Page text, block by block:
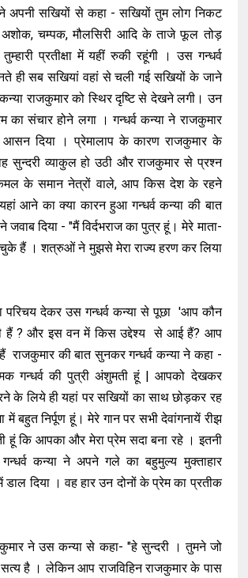
अपनी सखियों से कहा - सखियों तुम लोग निकट
चम्पक, मौलसिरी आदि के ताजे फूल तोड़
प्रतीक्षा में यहीं रुकी रहूंगी । उस गन्धर्व
ही सब सखियां वहां से चली गई सखियों के जाने
राजकुमार को स्थिर दृष्टि से देखने लगी। उन
का संचार होने लगा । गन्धर्व कन्या ने राजकुमार
दिया । प्रेमालाप के कारण राजकुमार के
सुन्दरी व्याकुल हो उठी और राजकुमार से प्रश्न
के समान नेत्रों वाले, आप किस देश के रहने
आने का क्या कारन हुआ गन्धर्व कन्या की बात
दिया - "मैं विर्दभराज का पुत्र हूं। मेरे माता-
चुके हैं । शत्रुओं ने मुझसे मेरा राज्य हरण कर लिया
परिचय देकर उस गन्धर्व कन्या से पूछा 'आप कौन
हैं ? और इस वन में किस उद्देश्य से आई हैं? आप
राजकुमार की बात सुनकर गन्धर्व कन्या ने कहा -
गन्धर्व की पुत्री अंशुमती हूं | आपको देखकर
के लिये ही यहां पर सखियों का साथ छोड़कर रह
में बहुत निर्पूण हूं। मेरे गान पर सभी देवांगनायें रीझ
हूं कि आपका और मेरा प्रेम सदा बना रहे । इतनी
कन्या ने अपने गले का बहुमुल्य मुक्ताहार
दिया । वह हार उन दोनों के प्रेम का प्रतीक
ने उस कन्या से कहा- "हे सुन्दरी । तुमने जो
है । लेकिन आप राजविहिन राजकुमार के पास